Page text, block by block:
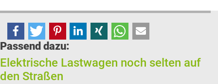
Passend dazu:
Elektrische Lastwagen noch selten auf
den Straßen